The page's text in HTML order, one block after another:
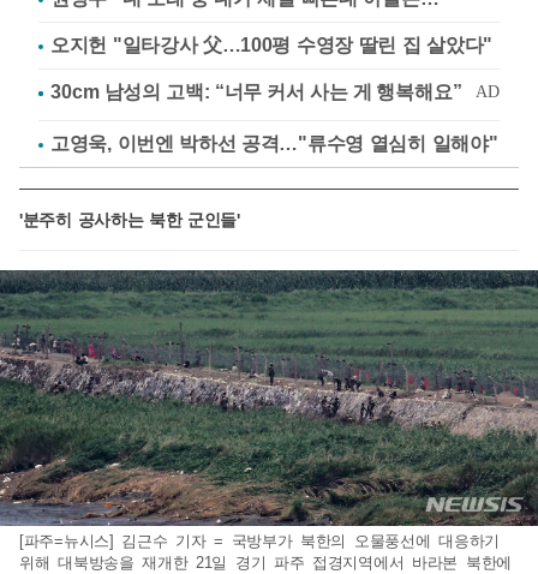
오지헌 "일타강사 父…100평 수영장 딸린 집 살았다"
고영욱, 이번엔 박하선 공격…"류수영 열심히 일해야"
'분주히 공사하는 북한 군인들'
[파주=뉴시스] 김근수 기자 = 국방부가 북한의 오물풍선에 대응하기
위해 대북방송을 재개한 21일 경기 파주 접경지역에서 바라본 북한에